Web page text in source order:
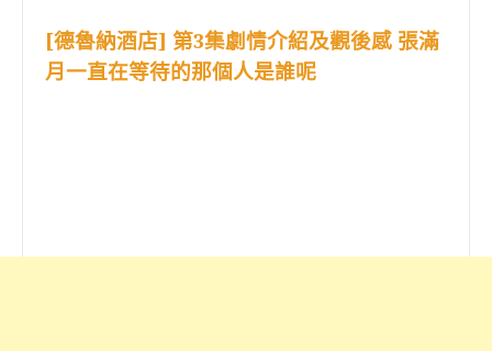
[德魯納酒店] 第3集劇情介紹及觀後感 張滿
月一直在等待的那個人是誰呢